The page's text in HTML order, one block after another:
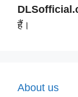
हैं।
About us